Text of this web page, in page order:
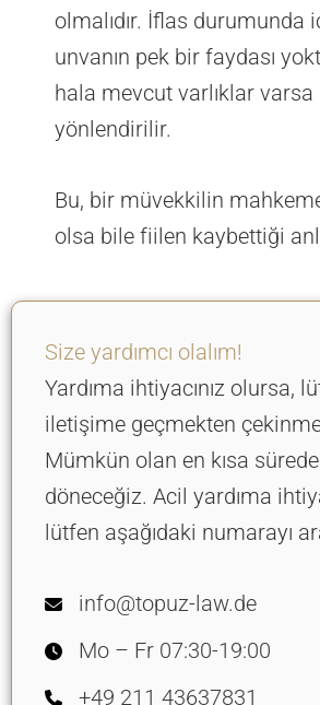
Size yardımcı olalım!
Yardıma ihtiyacınız olursa,
iletişime geçmekten
Mümkün olan en kısa
döneceğiz. Acil yardıma
lütfen aşağıdaki numarayı
info@topuz-law.de
Mo – Fr 07:30-19:00
+49 211 43637831
olmalıdır. İflas durumunda
unvanın pek bir faydası
hala mevcut varlıklar varsa
yönlendirilir.
Bu, bir müvekkilin
olsa bile fiilen kaybettiği